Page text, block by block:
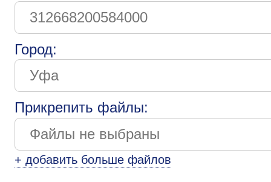
Город:
Прикрепить файлы:
+ добавить больше файлов